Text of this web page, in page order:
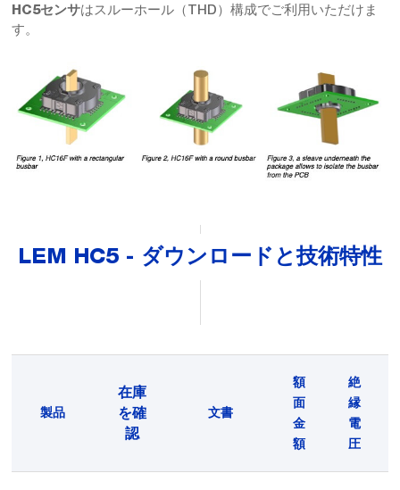
HC5センサはスルーホール（THD）構成でご利用いただけま
す。
LEM HC5 - ダウンロードと技術特性
製品
在庫
を確
認
文書
額
面
金
額
絶
縁
電
圧